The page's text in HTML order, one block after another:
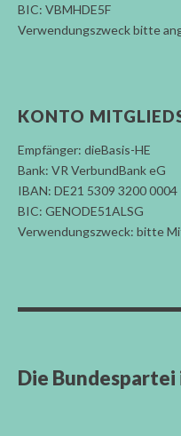
BIC: VBMHDE5F
Verwendungszweck bitte
KONTO
Empfänger: dieBasis-HE
Bank: VR VerbundBank eG
IBAN: DE21 5309 3200 0004
BIC: GENODE51ALSG
Verwendungszweck: bitte
Die Bundespartei